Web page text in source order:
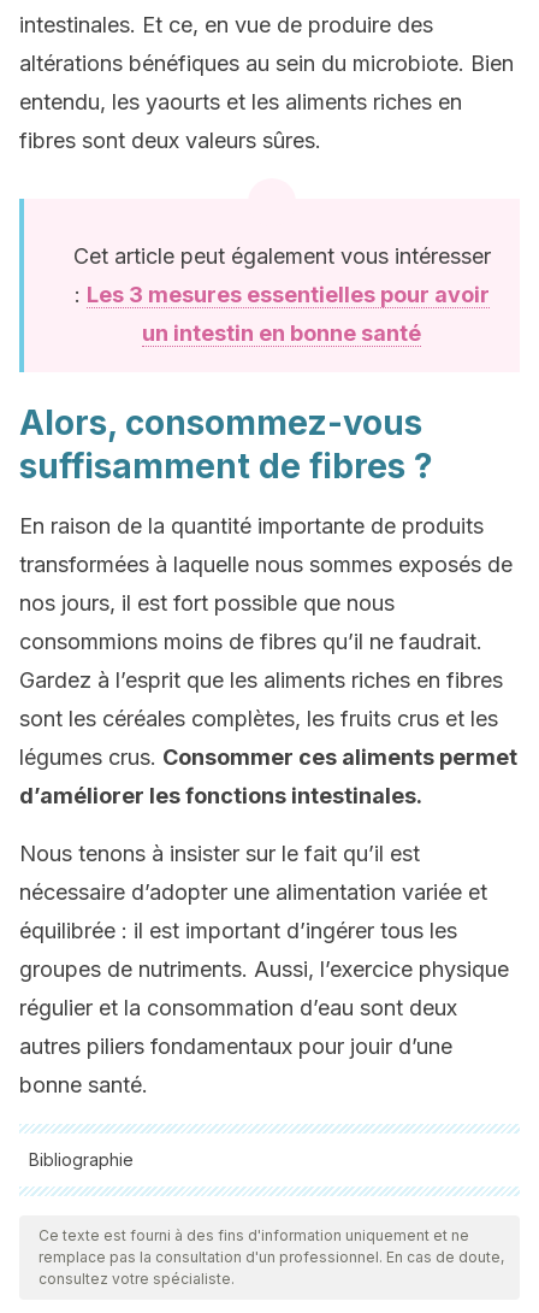
intestinales. Et ce, en vue de produire des
altérations bénéfiques au sein du microbiote. Bien
entendu, les yaourts et les aliments riches en
fibres sont deux valeurs sûres.
Cet article peut également vous intéresser
: Les 3 mesures essentielles pour avoir
un intestin en bonne santé
Alors, consommez-vous
suffisamment de fibres ?
En raison de la quantité importante de produits
transformées à laquelle nous sommes exposés de
nos jours, il est fort possible que nous
consommions moins de fibres qu’il ne faudrait.
Gardez à l’esprit que les aliments riches en fibres
sont les céréales complètes, les fruits crus et les
légumes crus. Consommer ces aliments permet
d’améliorer les fonctions intestinales.
Nous tenons à insister sur le fait qu’il est
nécessaire d’adopter une alimentation variée et
équilibrée : il est important d’ingérer tous les
groupes de nutriments. Aussi, l’exercice physique
régulier et la consommation d’eau sont deux
autres piliers fondamentaux pour jouir d’une
bonne santé.
Bibliographie
Toutes les sources citées ont été examinées en profondeur
par notre équipe pour garantir leur qualité, leur fiabilité, leur
actualité et leur validité. La bibliographie de cet article a été
Ce texte est fourni à des fins d'information uniquement et ne
remplace pas la consultation d'un professionnel. En cas de doute,
consultez votre spécialiste.